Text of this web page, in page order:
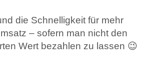
die Schnelligkeit für mehr
– sofern man nicht den
Wert bezahlen zu lassen 😉